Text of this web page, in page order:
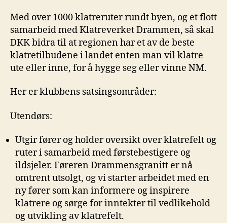
Med over 1000 klatreruter rundt byen, og et flott
samarbeid med Klatreverket Drammen, så skal
DKK bidra til at regionen har et av de beste
klatretilbudene i landet enten man vil klatre
ute eller inne, for å hygge seg eller vinne NM.
Her er klubbens satsingsområder:
Utendørs:
Utgir fører og holder oversikt over klatrefelt og
ruter i samarbeid med førstebestigere og
ildsjeler. Føreren Drammensgranitt er nå
omtrent utsolgt, og vi starter arbeidet med en
ny fører som kan informere og inspirere
klatrere og sørge for inntekter til vedlikehold
og utvikling av klatrefelt.